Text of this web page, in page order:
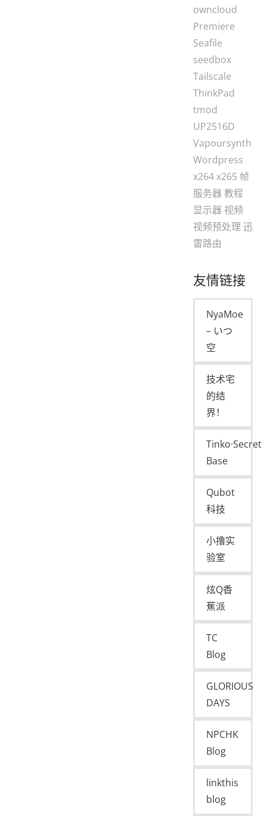
owncloud
Premiere
Seafile
seedbox
Tailscale
ThinkPad
tmod
UP2516D
Vapoursynth
Wordpress
x264x265 帧
服务器 教程
显示器 视频
视频预处理 迅
雷路由
友情链接
NyaMoe
– いつ
空
技术宅
的结
界！
Tinko·Secret
Base
Qubot
科技
小撸实
验室
炫Q香
蕉派
TC
Blog
GLORIOUS
DAYS
NPCHK
Blog
linkthis
blog